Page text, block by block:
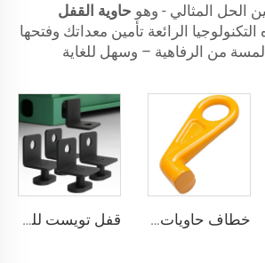
الحل المثالي - وهو حاوية القفل
الرائعة تأمين معداتك وفتحها
لمسة من الرفاهية – وسهل للغاية
خطاف حاويات المصنع من النوع المستقيم الأيسر/الأيمن مصنوع من سبائك الفولاذ لرفع الحاويات قفل تويست للحاويات الشحنية ISO من الأسفل ومن الجانب & قفل زاوية لتثبيت البضائع